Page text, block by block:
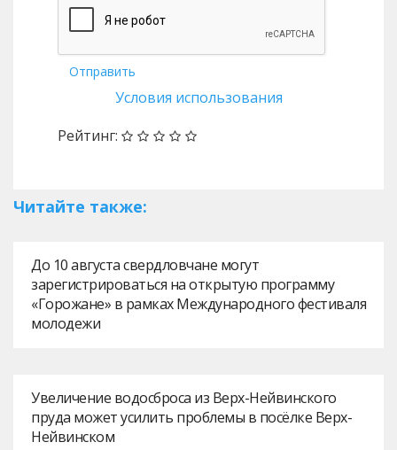
Отправить
Условия использования
Рейтинг:
Читайте также:
До 10 августа свердловчане могут
зарегистрироваться на открытую программу
«Горожане» в рамках Международного фестиваля
молодежи
Увеличение водосброса из Верх-Нейвинского
пруда может усилить проблемы в посёлке Верх-
Нейвинском